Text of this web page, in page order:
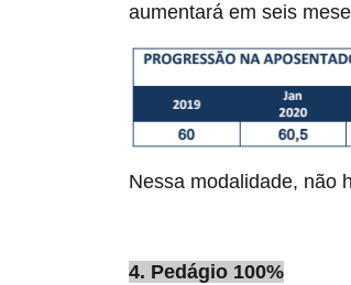
aumentará em seis
Nessa modalidade, não
4. Pedágio 100%